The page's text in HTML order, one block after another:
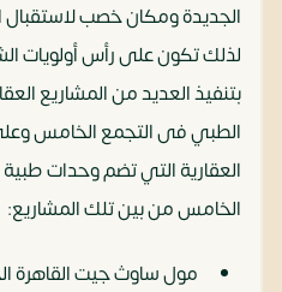
الجديدة ومكان خصب لاستقبال
لذلك تكون على رأس أولويات
بتنفيذ العديد من المشاريع
الطبي فى التجمع الخامس
العقارية التي تضم وحدات
الخامس من بين تلك المشاريع: